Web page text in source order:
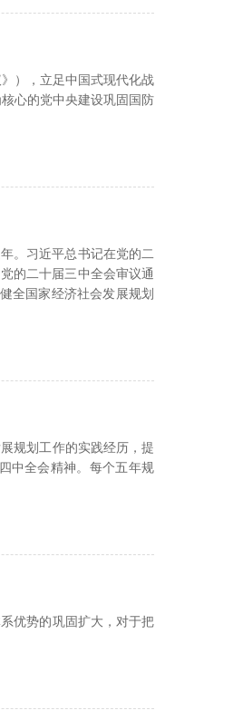
），立足中国式现代化战
心的党中央建设巩固国防
。习近平总书记在党的二
的二十届三中全会审议通
全国家经济社会发展规划
规划工作的实践经历，提
中全会精神。每个五年规
优势的巩固扩大，对于把